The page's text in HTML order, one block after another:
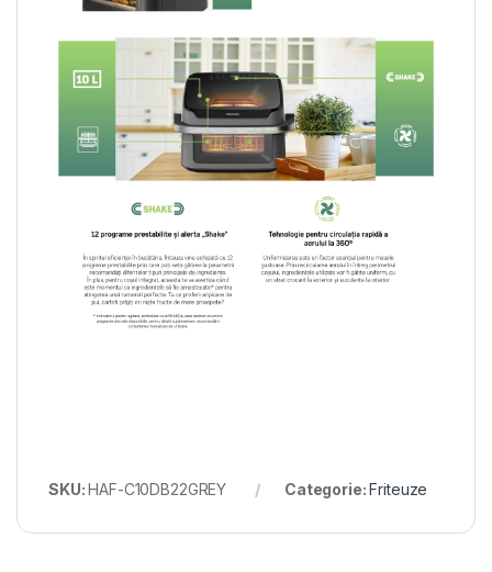
SKU:HAF-C10DB22GREY Categorie:Friteuze